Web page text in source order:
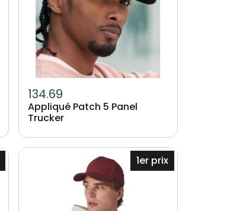
134.69
Appliqué Patch 5 Panel
Trucker
Image 1er prix